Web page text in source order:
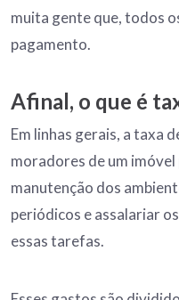
muita gente que, todos
pagamento.
Afinal, o que é
Em linhas gerais, a taxa
moradores de um
manutenção dos
periódicos e assalariar
essas tarefas.